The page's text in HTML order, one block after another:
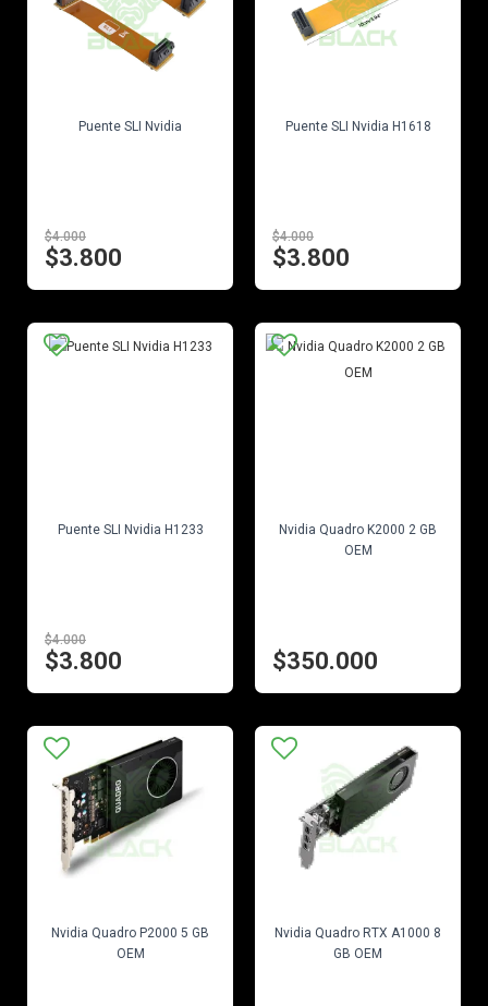
Puente SLI Nvidia
$4.000
$3.800
Puente SLI Nvidia H1618
$4.000
$3.800
Puente SLI Nvidia H1233
$4.000
$3.800
Nvidia Quadro K2000 2 GB
OEM
$350.000
Nvidia Quadro P2000 5 GB
OEM
Nvidia Quadro RTX A1000 8
GB OEM